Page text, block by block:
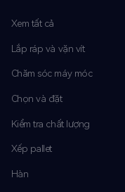
Xem tất cả
Lắp ráp và vặn vít
Chăm sóc máy móc
Chọn và đặt
Kiểm tra chất lượng
Xếp pallet
Hàn